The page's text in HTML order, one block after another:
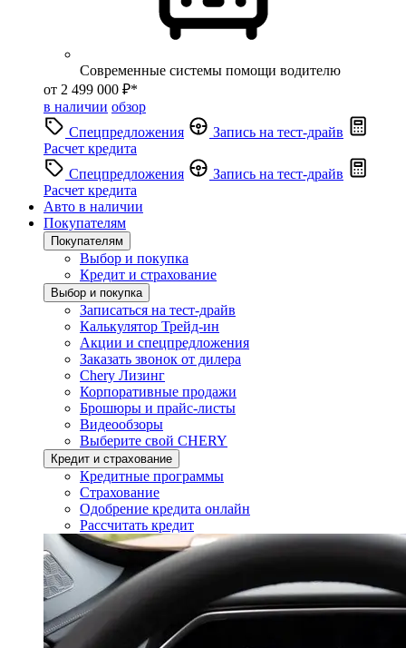
Современные системы помощи водителю
от 2 499 000 ₽*
в наличии обзор
Спецпредложения
Запись на тест-драйв
Расчет кредита
Спецпредложения
Запись на тест-драйв
Расчет кредита
Авто в наличии
Покупателям
Покупателям
Выбор и покупка
Кредит и страхование
Выбор и покупка
Записаться на тест-драйв
Калькулятор Трейд-ин
Акции и спецпредложения
Заказать звонок от дилера
Chery Лизинг
Корпоративные продажи
Брошюры и прайс-листы
Видеообзоры
Выберите свой CHERY
Кредит и страхование
Кредитные программы
Страхование
Одобрение кредита онлайн
Рассчитать кредит